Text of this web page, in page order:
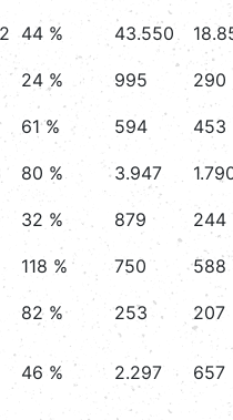
44 % 43.550
24 % 995 290
61 % 594 453
80 % 3.947
32 % 879 244
118 % 750 588
82 % 253 207
46 % 2.297 657